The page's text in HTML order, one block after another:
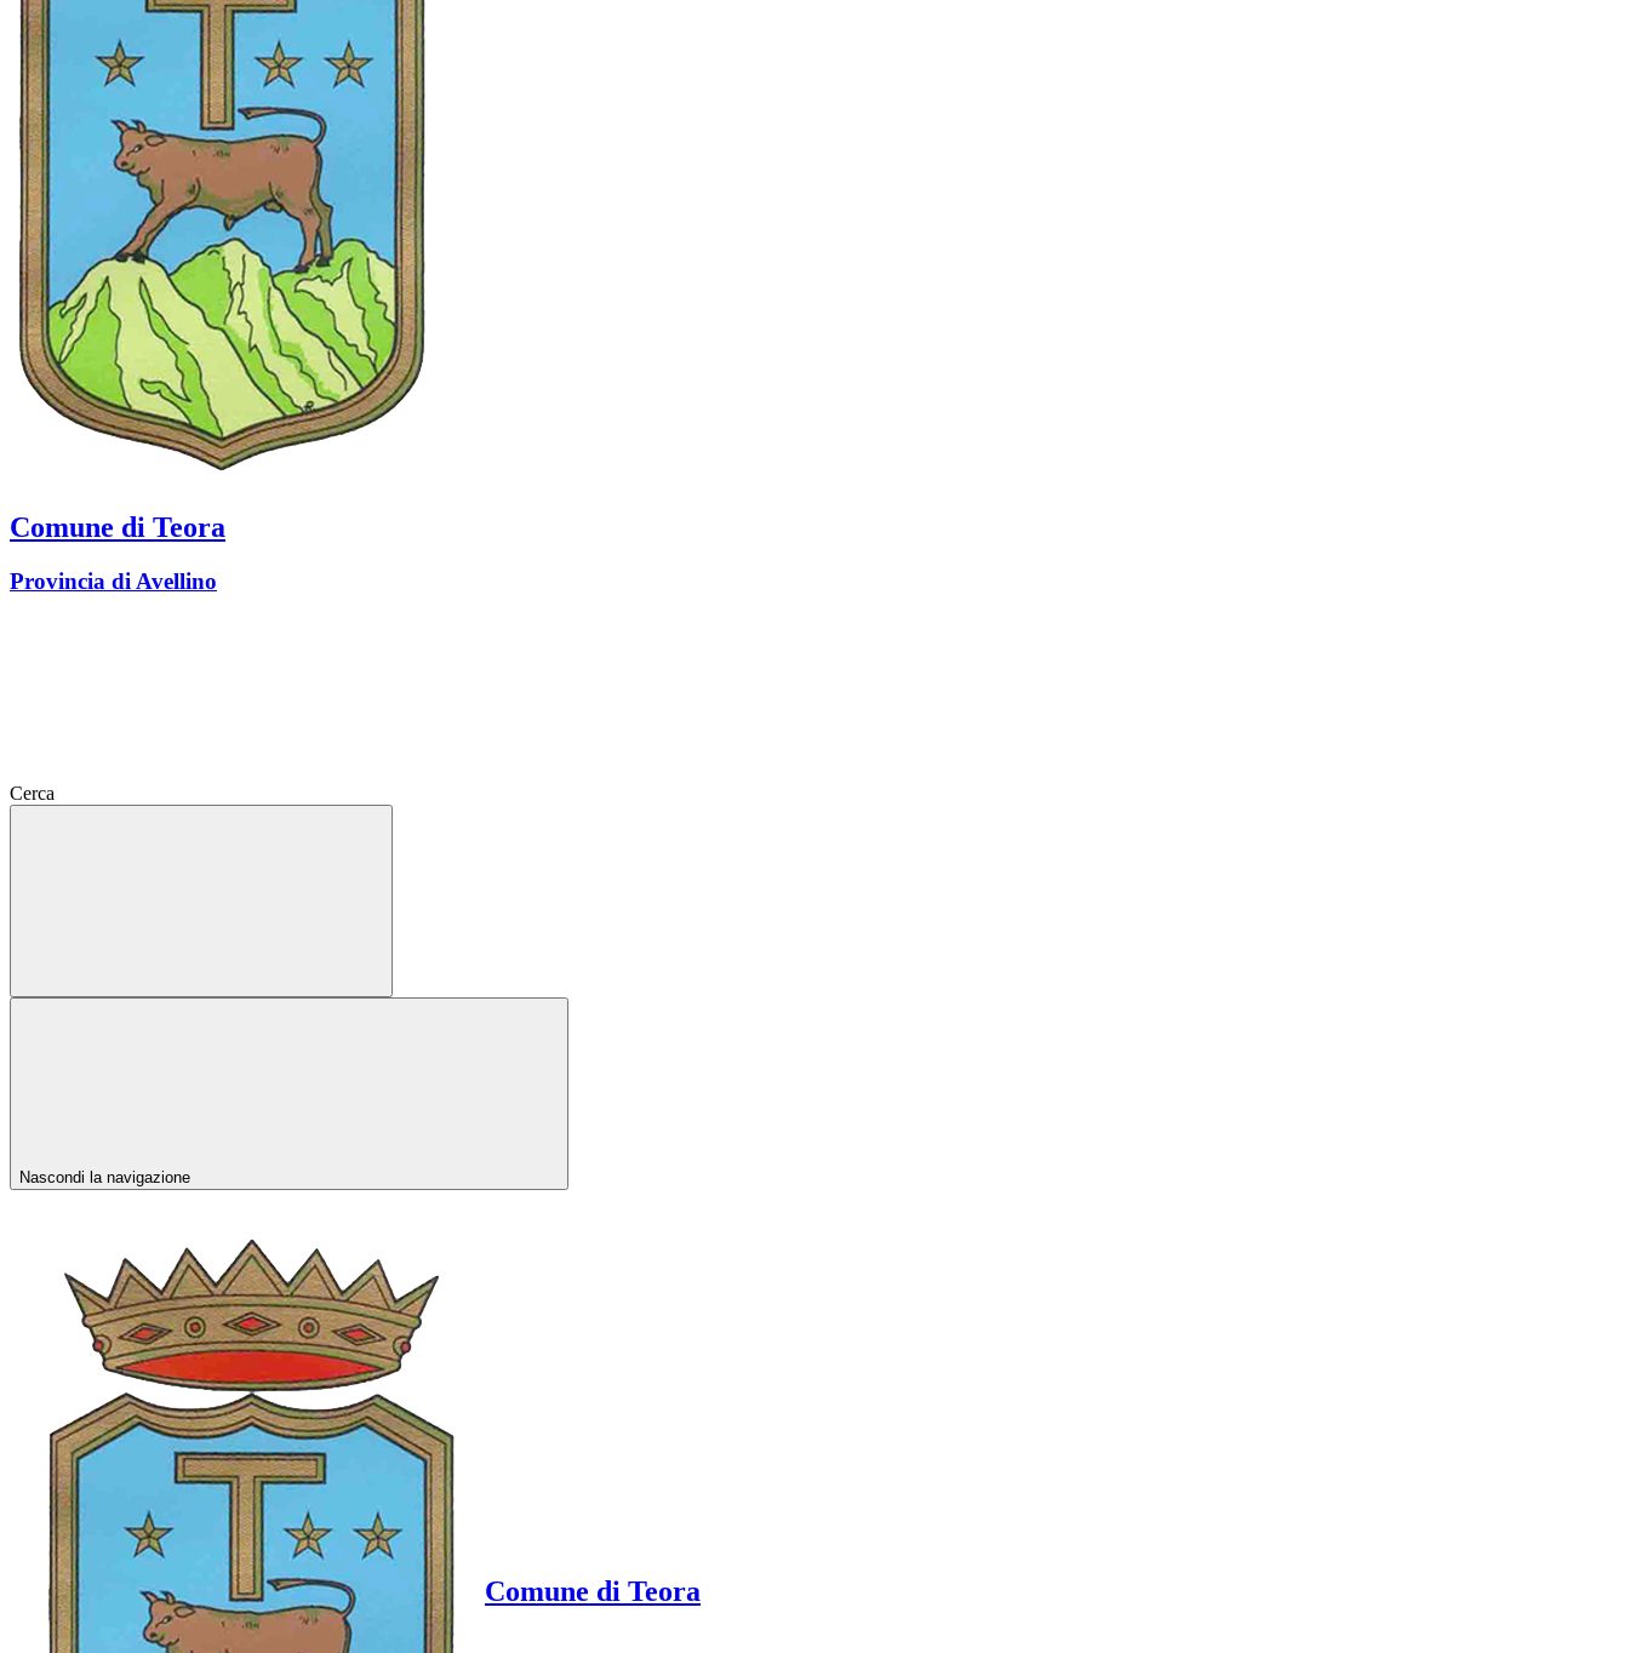
Comune di Teora
Provincia di Avellino
Cerca
Nascondi la navigazione
Comune di Teora